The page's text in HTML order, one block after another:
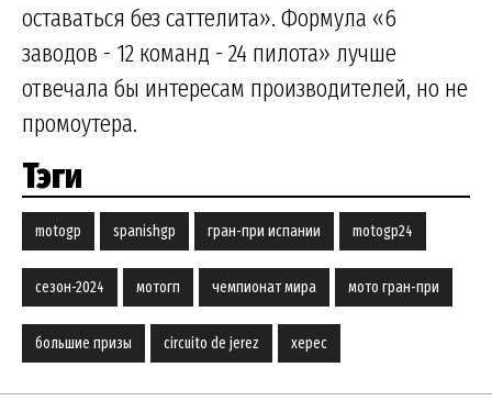
оставаться без саттелита». Формула «6
заводов - 12 команд - 24 пилота» лучше
отвечала бы интересам производителей, но не
промоутера.
Тэги
motogp spanishgp гран-при испании motogp24
сезон-2024 мотогп чемпионат мира мото гран-при
большие призы circuito de jerez херес